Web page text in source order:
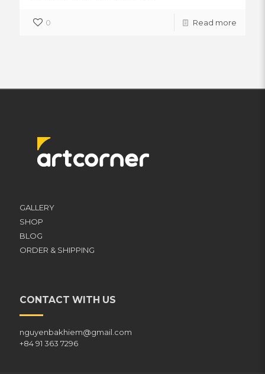
0 Read more
GALLERY
SHOP
BLOG
ORDER & SHIPPING
CONTACT WITH US
nguyenbakhiem@gmail.com
+84 91 363 7296